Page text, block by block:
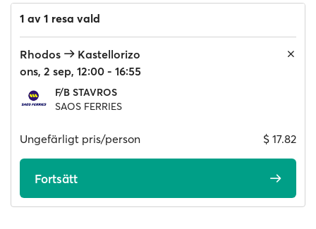
1 av 1 resa vald
Rhodos
Kastellorizo
ons, 2 sep, 12:00 - 16:55
F/B STAVROS
SAOS FERRIES
Ungefärligt pris/person $ 17.82
Fortsätt